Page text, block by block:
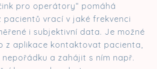
pro operátory“ pomáhá
pacientů vrací v jaké frekvenci
i subjektivní data. Je možné
z aplikace kontaktovat pacienta,
a zahájit s ním např.